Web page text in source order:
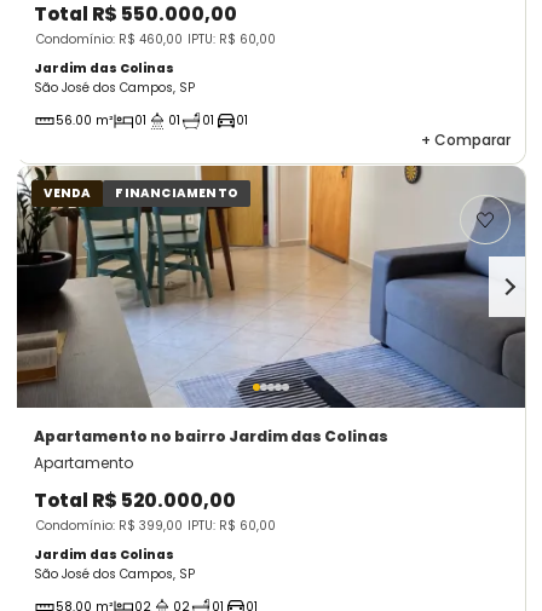
Total R$ 550.000,00
Condomínio: R$ 460,00 IPTU: R$ 60,00
Jardim das Colinas
São José dos Campos, SP
56.00 m²
01 01 01 01
+ Comparar
VENDA FINANCIAMENTO
Apartamento no bairro Jardim das Colinas
Apartamento
Total R$ 520.000,00
Condomínio: R$ 399,00 IPTU: R$ 60,00
Jardim das Colinas
São José dos Campos, SP
58.00 m²
02 02 01 01